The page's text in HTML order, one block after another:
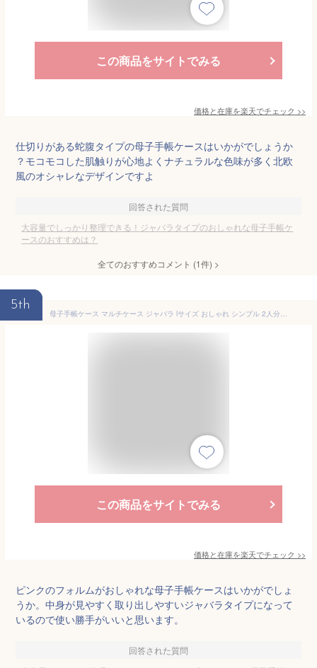
この商品をサイトでみる
価格と在庫を楽天でチェック >>
仕切りがある蛇腹タイプの母子手帳ケースはいかがでしょうか
？モコモコした肌触りが心地よくナチュラルな色味が多く北欧
風のオシャレなデザインですよ
回答された質問
大容量でしっかり整理できる！ジャバラタイプのおしゃれな母子手帳ケ
ースのおすすめは？
全てのおすすめコメント (1件) >
5th
母子手帳ケース マルチケース ジャバラ lサイズ おしゃれ シンプル 2人分 3人分 二人用 お薬手帳 ケース 母子手帳 保険証 診察券 家計管理 通院ケース 大きめ ブランド b6 a5 撥水 大容量【名入れ対象】
この商品をサイトでみる
価格と在庫を楽天でチェック >>
ピンクのフォルムがおしゃれな母子手帳ケースはいかがでしょ
うか。中身が見やすく取り出しやすいジャバラタイプになって
いるので使い勝手がいいと思います。
回答された質問